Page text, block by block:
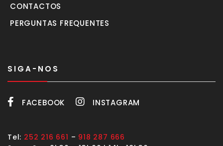
CONTACTOS
PERGUNTAS FREQUENTES
SIGA-NOS
FACEBOOK INSTAGRAM
Tel: 252 216 661 – 918 287 666